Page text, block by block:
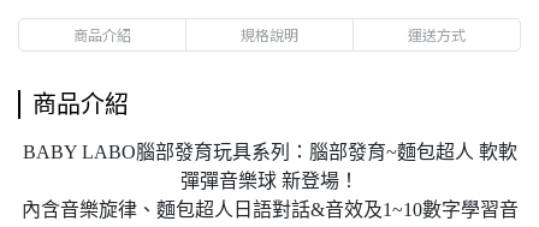
商品介紹 規格說明 運送方式
商品介紹
BABY LABO腦部發育玩具系列：腦部發育~麵包超人 軟軟
彈彈音樂球 新登場！
內含音樂旋律、麵包超人日語對話&音效及1~10數字學習音